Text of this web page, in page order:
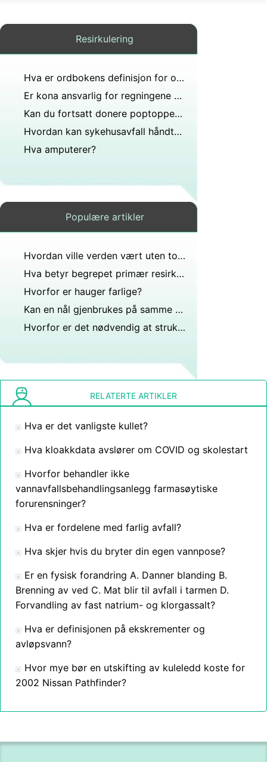
Resirkulering
Hva er ordbokens definisjon for ordgjenoppretting?
Er kona ansvarlig for regningene hans til å forlate mannen?
Kan du fortsatt donere poptopper fra brusbokser for kreftbehandlinger annonse i så fall hvor?
Hvordan kan sykehusavfall håndteres?
Hva amputerer?
Populære artikler
Hvordan ville verden vært uten toaletter?
Hva betyr begrepet primær resirkulering?
Hvorfor er hauger farlige?
Kan en nål gjenbrukes på samme person?
Hvorfor er det nødvendig at strukturerte avfallshåndteringsplaner implementeres og følges?
RELATERTE ARTIKLER
Hva er det vanligste kullet?
Hva kloakkdata avslører om COVID og skolestart
Hvorfor behandler ikke
vannavfallsbehandlingsanlegg farmasøytiske
forurensninger?
Hva er fordelene med farlig avfall?
Hva skjer hvis du bryter din egen vannpose?
Er en fysisk forandring A. Danner blanding B.
Brenning av ved C. Mat blir til avfall i tarmen D.
Forvandling av fast natrium- og klorgassalt?
Hva er definisjonen på ekskrementer og
avløpsvann?
Hvor mye bør en utskifting av kuleledd koste for
2002 Nissan Pathfinder?